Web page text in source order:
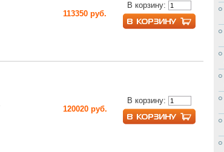
113350 руб.
В корзину:
120020 руб.
В корзину: